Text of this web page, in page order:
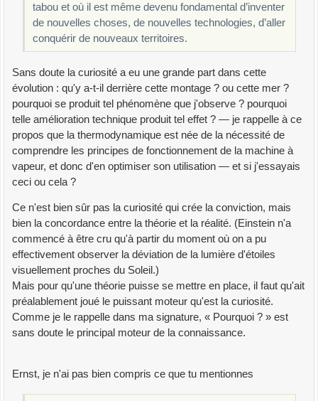
tabou et où il est même devenu fondamental d’inventer
de nouvelles choses, de nouvelles technologies, d’aller
conquérir de nouveaux territoires.
Sans doute la curiosité a eu une grande part dans cette
évolution : qu'y a-t-il derrière cette montage ? ou cette mer ?
pourquoi se produit tel phénomène que j'observe ? pourquoi
telle amélioration technique produit tel effet ? — je rappelle à ce
propos que la thermodynamique est née de la nécessité de
comprendre les principes de fonctionnement de la machine à
vapeur, et donc d'en optimiser son utilisation — et si j'essayais
ceci ou cela ?
Ce n'est bien sûr pas la curiosité qui crée la conviction, mais
bien la concordance entre la théorie et la réalité. (Einstein n'a
commencé à être cru qu'à partir du moment où on a pu
effectivement observer la déviation de la lumière d'étoiles
visuellement proches du Soleil.)
Mais pour qu'une théorie puisse se mettre en place, il faut qu'ait
préalablement joué le puissant moteur qu'est la curiosité.
Comme je le rappelle dans ma signature, « Pourquoi ? » est
sans doute le principal moteur de la connaissance.
Ernst, je n'ai pas bien compris ce que tu mentionnes